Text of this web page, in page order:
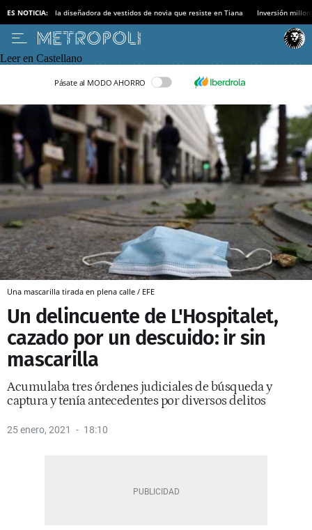
ES NOTICIA: la diseñadora de vestidos de novia que resiste en Tiana Inversión
Leer en Castellano
Pásate al MODO AHORRO
Una mascarilla tirada en plena calle / EFE
Un delincuente de L'Hospitalet,
cazado por un descuido: ir sin
mascarilla
Acumulaba tres órdenes judiciales de búsqueda y
captura y tenía antecedentes por diversos delitos
25 enero, 2021 18:10